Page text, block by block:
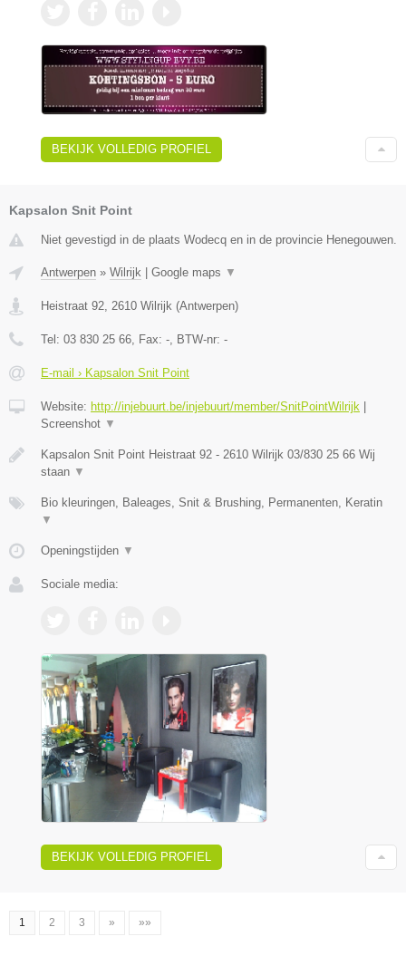
BEKIJK VOLLEDIG PROFIEL
Kapsalon Snit Point
Niet gevestigd in de plaats Wodecq en in de provincie Henegouwen.
Antwerpen » Wilrijk Google maps ▼
Heistraat 92 2610 Wilrijk (Antwerpen)
Tel: 03 830 25 66 , Fax: - , BTW-nr: -
E-mail › Kapsalon Snit Point
Website: http://injebuurt.be/injebuurt/member/SnitPointWilrijk
Screenshot ▼
Kapsalon Snit Point Heistraat 92 - 2610 Wilrijk 03/830 25 66 Wij
staan ▼
Bio kleuringen, Baleages, Snit & Brushing, Permanenten, Keratin
▼
Openingstijden ▼
Sociale media:
BEKIJK VOLLEDIG PROFIEL
1 2 3 » »»